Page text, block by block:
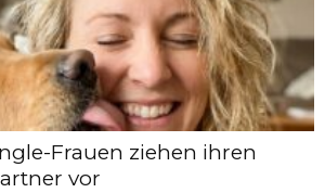
Frauen ziehen ihren
vor